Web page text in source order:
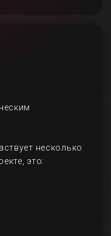
несколько
это: